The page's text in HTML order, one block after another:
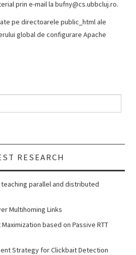
prin e-mail labufny@cs.ubbcluj.ro.
pe directoarele public_html ale
global de configurare Apache
RESEARCH
parallel and distributed
Multihoming Links
based on Passive RTT
Strategy for Clickbait Detection